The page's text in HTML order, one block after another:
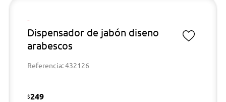
-
Dispensador de jabón diseno
arabescos
Referencia: 432126
$249